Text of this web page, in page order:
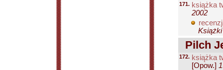
171. książka
2002
Książki
Pilch
172. książka
[Opow.]